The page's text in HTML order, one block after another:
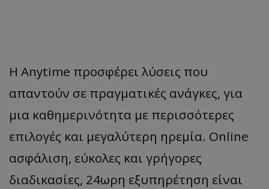
Η Anytime προσφέρει λύσεις που
απαντούν σε πραγματικές ανάγκες, για
μια καθημερινότητα με περισσότερες
επιλογές και μεγαλύτερη ηρεμία. Online
ασφάλιση, εύκολες και γρήγορες
διαδικασίες, 24ωρη εξυπηρέτηση είναι